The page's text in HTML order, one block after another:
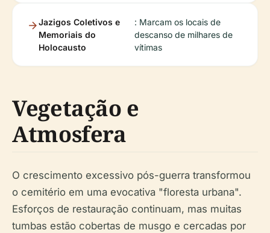
Jazigos Coletivos e
Memoriais do
Holocausto
: Marcam os locais de
descanso de milhares de
vítimas
Vegetação e
Atmosfera
O crescimento excessivo pós-guerra transformou
o cemitério em uma evocativa "floresta urbana".
Esforços de restauração continuam, mas muitas
tumbas estão cobertas de musgo e cercadas por